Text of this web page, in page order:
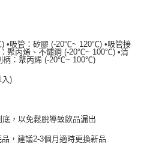
•吸管：矽膠 (-20℃~ 120℃) •吸管接
聚丙烯、不鏽鋼 (-20℃~ 100℃) •清
柄：聚丙烯 (-20℃~ 100℃)
)
，以免鬆脫導致飲品漏出
，建議2-3個月適時更換新品